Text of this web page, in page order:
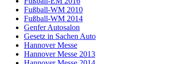
Fußball-WM 2010
Fußball-WM 2014
Genfer Autosalon
Gesetz in Sachen Auto
Hannover Messe
Hannover Messe 2013